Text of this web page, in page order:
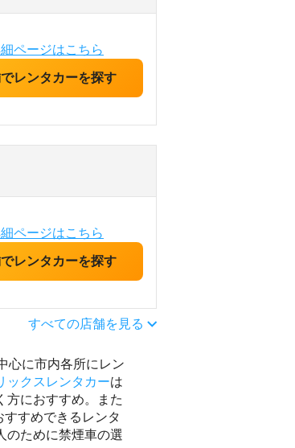
ページはこちら
レンタカーを探す
ページはこちら
レンタカーを探す
すべての店舗を見る
心に市内各所にレン
ックスレンタカーは
方におすすめ。また
すめできるレンタ
のために禁煙車の選